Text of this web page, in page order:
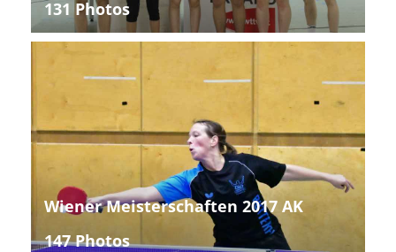
131 Photos
Wiener Meisterschaften 2017 AK
147 Photos